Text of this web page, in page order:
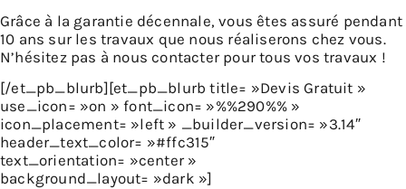
Grâce à la garantie décennale, vous êtes assuré pendant
10 ans sur les travaux que nous réaliserons chez vous.
N’hésitez pas à nous contacter pour tous vos travaux !
[/et_pb_blurb][et_pb_blurb title= »Devis Gratuit »
use_icon= »on » font_icon= »%%290%% »
icon_placement= »left » _builder_version= »3.14″
header_text_color= »#ffc315″
text_orientation= »center »
background_layout= »dark »]